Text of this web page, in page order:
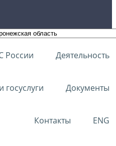
России Деятельность
госуслуги Документы
Контакты ENG